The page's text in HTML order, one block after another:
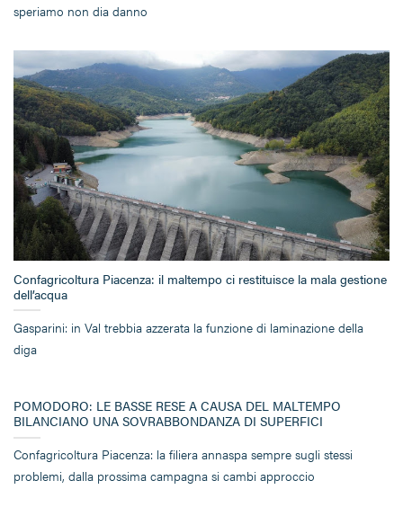
speriamo non dia danno
Confagricoltura Piacenza: il maltempo ci restituisce la mala gestione
dell’acqua
Gasparini: in Val trebbia azzerata la funzione di laminazione della
diga
POMODORO: LE BASSE RESE A CAUSA DEL MALTEMPO
BILANCIANO UNA SOVRABBONDANZA DI SUPERFICI
Confagricoltura Piacenza: la filiera annaspa sempre sugli stessi
problemi, dalla prossima campagna si cambi approccio